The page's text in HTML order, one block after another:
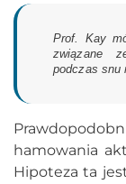
Prof. Kay
związane
podczas snu
hamowania
Hipoteza ta